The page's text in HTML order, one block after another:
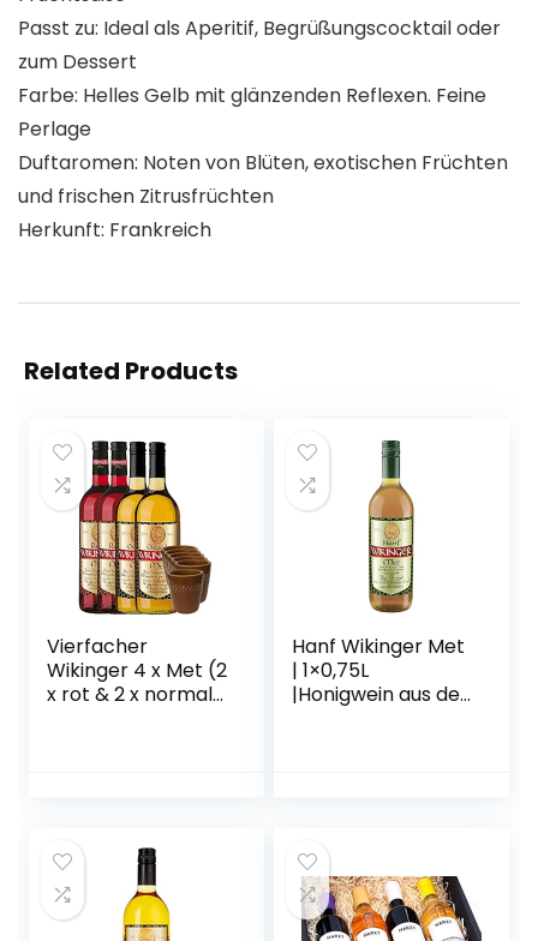
Passt zu: Ideal als Aperitif, Begrüßungscocktail oder
zum Dessert
Farbe: Helles Gelb mit glänzenden Reflexen. Feine
Perlage
Duftaromen: Noten von Blüten, exotischen Früchten
und frischen Zitrusfrüchten
Herkunft: Frankreich
Related Products
Vierfacher
Wikinger 4 x Met (2
x rot & 2 x normal)
Hanf Wikinger Met
| 1×0,75L
|Honigwein aus der